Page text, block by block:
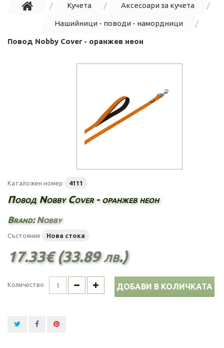
Кучета Аксесоари за кучета
Нашийници - поводи - намордници
Повод Nobby Cover - оранжев неон
Каталожен номер 4111
Повод Nobby Cover - оранжев неон
Brand:Nobby
Състояние Нова стока
17.33€ (33.89 лв.)
Количество ДОБАВИ В КОЛИЧКАТА